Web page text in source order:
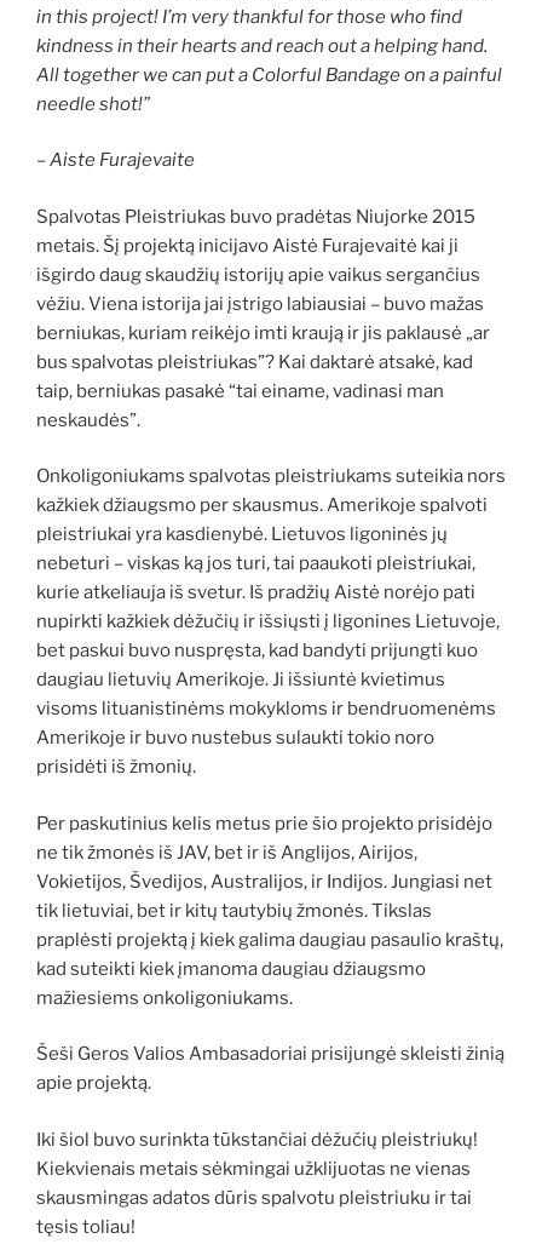
in this project! I’m very thankful for those who find
kindness in their hearts and reach out a helping hand.
All together we can put a Colorful Bandage on a painful
needle shot!”
–Aiste Furajevaite
Spalvotas Pleistriukas buvo pradėtas Niujorke 2015
metais. Šį projektą inicijavo Aistė Furajevaitė kai ji
išgirdo daug skaudžių istorijų apie vaikus sergančius
vėžiu. Viena istorija jai įstrigo labiausiai – buvo mažas
berniukas, kuriam reikėjo imti kraują ir jis paklausė „ar
bus spalvotas pleistriukas”? Kai daktarė atsakė, kad
taip, berniukas pasakė “tai einame, vadinasi man
neskaudės”.
Onkoligoniukams spalvotas pleistriukams suteikia nors
kažkiek džiaugsmo per skausmus. Amerikoje spalvoti
pleistriukai yra kasdienybė. Lietuvos ligoninės jų
nebeturi – viskas ką jos turi, tai paaukoti pleistriukai,
kurie atkeliauja iš svetur. Iš pradžių Aistė norėjo pati
nupirkti kažkiek dėžučių ir išsiųsti į ligonines Lietuvoje,
bet paskui buvo nuspręsta, kad bandyti prijungti kuo
daugiau lietuvių Amerikoje. Ji išsiuntė kvietimus
visoms lituanistinėms mokykloms ir bendruomenėms
Amerikoje ir buvo nustebus sulaukti tokio noro
prisidėti iš žmonių.
Per paskutinius kelis metus prie šio projekto prisidėjo
ne tik žmonės iš JAV, bet ir iš Anglijos, Airijos,
Vokietijos, Švedijos, Australijos, ir Indijos. Jungiasi net
tik lietuviai, bet ir kitų tautybių žmonės. Tikslas
praplėsti projektą į kiek galima daugiau pasaulio kraštų,
kad suteikti kiek įmanoma daugiau džiaugsmo
mažiesiems onkoligoniukams.
Šeši Geros Valios Ambasadoriai prisijungė skleisti žinią
apie projektą.
Iki šiol buvo surinkta tūkstančiai dėžučių pleistriukų!
Kiekvienais metais sėkmingai užklijuotas ne vienas
skausmingas adatos dūris spalvotu pleistriuku ir tai
tęsis toliau!